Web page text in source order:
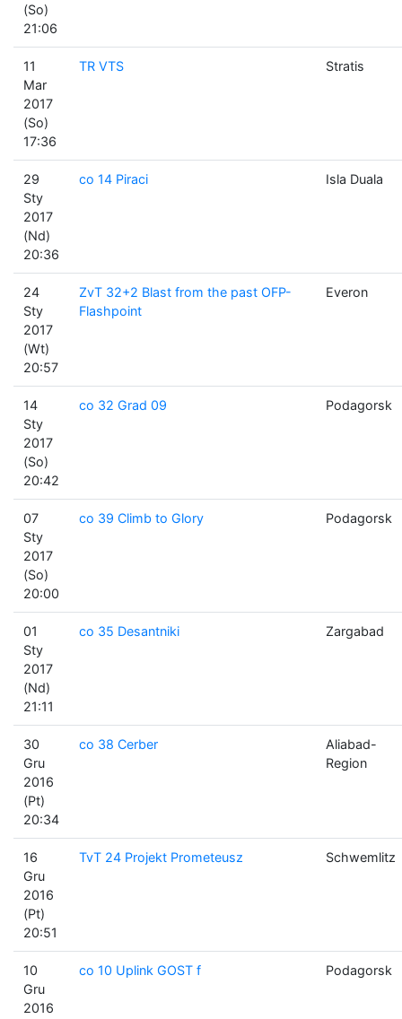
(So)
21:06
11
Mar
2017
(So)
17:36
TR VTS Stratis
29
Sty
2017
(Nd)
20:36
co 14 Piraci Isla Duala
24
Sty
2017
(Wt)
20:57
ZvT 32+2 Blast from the past OFP-
Flashpoint
Everon
14
Sty
2017
(So)
20:42
co 32 Grad 09 Podagorsk
07
Sty
2017
(So)
20:00
co 39 Climb to Glory Podagorsk
01
Sty
2017
(Nd)
21:11
co 35 Desantniki Zargabad
30
Gru
2016
(Pt)
20:34
co 38 Cerber
Aliabad-
Region
16
Gru
2016
(Pt)
20:51
TvT 24 Projekt Prometeusz Schwemlitz
10
Gru
2016
co 10 Uplink GOST f Podagorsk